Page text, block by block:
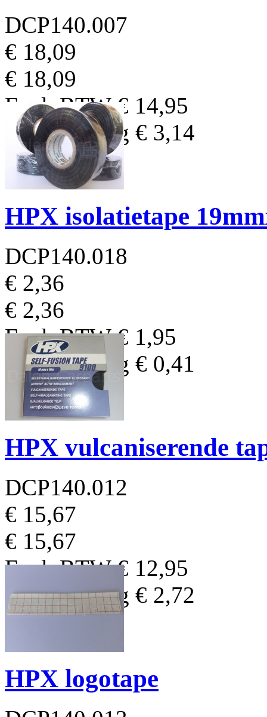
DCP140.007
€ 18,09
€ 18,09
Excl. BTW€ 14,95
BTW Bedrag € 3,14
HPX isolatietape
DCP140.018
€ 2,36
€ 2,36
Excl. BTW€ 1,95
BTW Bedrag € 0,41
HPX vulcaniserende
DCP140.012
€ 15,67
€ 15,67
Excl. BTW€ 12,95
BTW Bedrag € 2,72
HPX logotape